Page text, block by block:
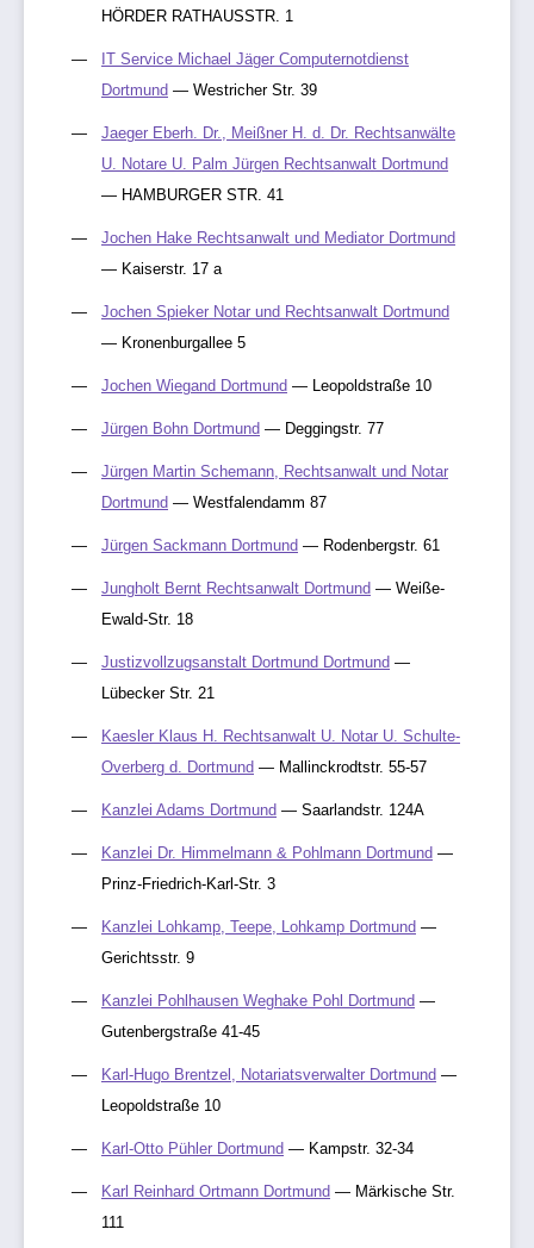
HÖRDER RATHAUSSTR. 1
IT Service Michael Jäger Computernotdienst
Dortmund — Westricher Str. 39
Jaeger Eberh. Dr., Meißner H. d. Dr. Rechtsanwälte
U. Notare U. Palm Jürgen Rechtsanwalt Dortmund
— HAMBURGER STR. 41
Jochen Hake Rechtsanwalt und Mediator Dortmund
— Kaiserstr. 17 a
Jochen Spieker Notar und Rechtsanwalt Dortmund
— Kronenburgallee 5
Jochen Wiegand Dortmund — Leopoldstraße 10
Jürgen Bohn Dortmund — Deggingstr. 77
Jürgen Martin Schemann, Rechtsanwalt und Notar
Dortmund — Westfalendamm 87
Jürgen Sackmann Dortmund — Rodenbergstr. 61
Jungholt Bernt Rechtsanwalt Dortmund — Weiße-
Ewald-Str. 18
Justizvollzugsanstalt Dortmund Dortmund —
Lübecker Str. 21
Kaesler Klaus H. Rechtsanwalt U. Notar U. Schulte-
Overberg d. Dortmund — Mallinckrodtstr. 55-57
Kanzlei Adams Dortmund — Saarlandstr. 124A
Kanzlei Dr. Himmelmann & Pohlmann Dortmund —
Prinz-Friedrich-Karl-Str. 3
Kanzlei Lohkamp, Teepe, Lohkamp Dortmund —
Gerichtsstr. 9
Kanzlei Pohlhausen Weghake Pohl Dortmund —
Gutenbergstraße 41-45
Karl-Hugo Brentzel, Notariatsverwalter Dortmund —
Leopoldstraße 10
Karl-Otto Pühler Dortmund — Kampstr. 32-34
Karl Reinhard Ortmann Dortmund — Märkische Str.
111